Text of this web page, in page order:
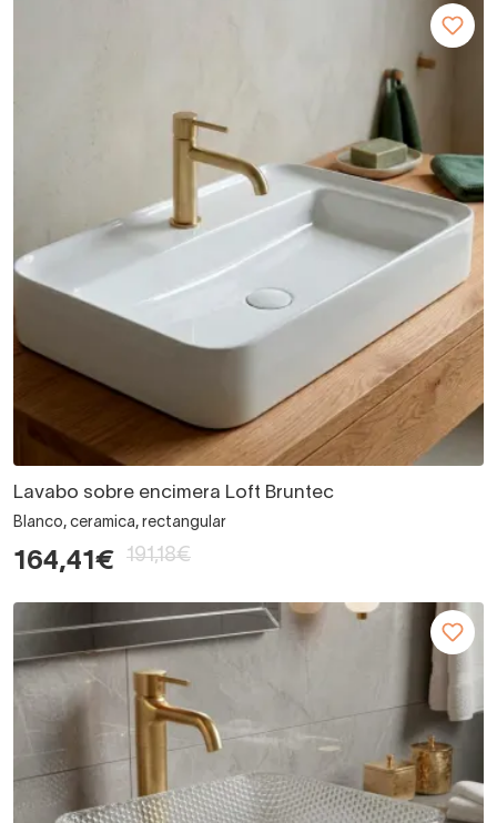
Lavabo sobre encimera Loft Bruntec
Blanco, ceramica, rectangular
164,41€ 191,18€